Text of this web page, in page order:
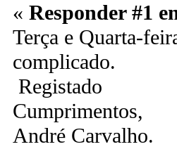
« Responder #1
Terça e Quarta-
complicado.
Registado
Cumprimentos,
André Carvalho.